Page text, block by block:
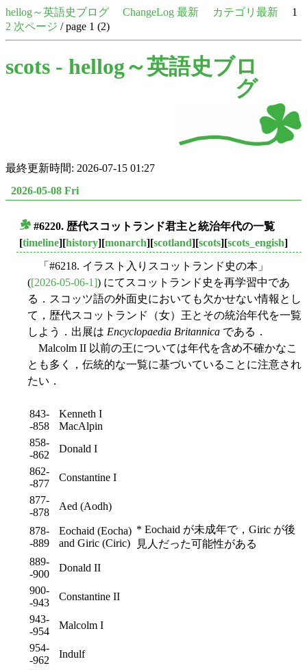
hellog～英語史ブログ ChangeLog 最新 カテゴリ最新 1
2 次ページ / page 1 (2)
scots - hellog～英語史ブロ
グ
最終更新時間: 2026-07-15 01:27
2026-05-08 Fri
#6220. 歴代スコットランド君主と統治年代の一覧
[timeline][history][monarch][scotland][scots][scots_engish]
「#6218. イラスト入りスコットランド史の本」
([2026-05-06-1]) にてスコットランド史を再学習中であ
る．スコッツ語の外面史においても欠かせない情報とし
て，歴代スコットランド（女）王とその統治年代を一覧
しよう．出展は Encyclopaedia Britannica である．
Malcolm II 以前の王については年代を含め不確かなこ
とも多く，伝統的な一覧に基づいていることに注意され
たい．
843-
-858
Kenneth I
MacAlpin
858-
-862
Donald I
862-
-877
Constantine I
877-
-878
Aed (Aodh)
878-
-889
Eochaid (Eocha)
and Giric (Ciric)
* Eochaid が未成年で，Giric が後
見人だった可能性がある
889-
-900
Donald II
900-
-943
Constantine II
943-
-954
Malcolm I
954-
-962
Indulf